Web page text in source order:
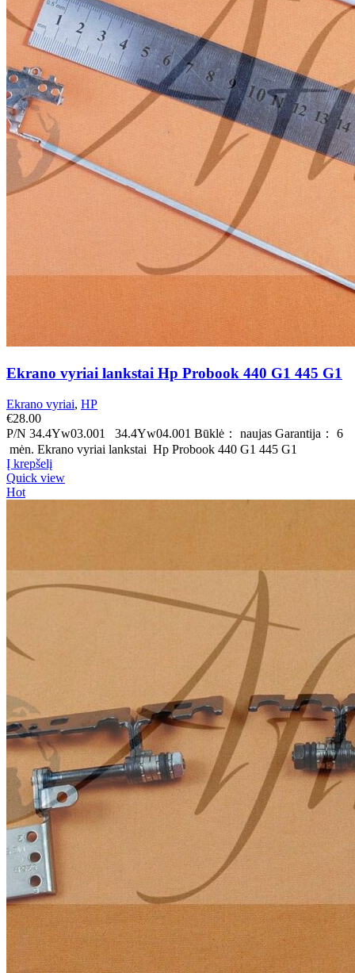
Ekrano vyriai lankstai Hp Probook 440 G1 445 G1
Ekrano vyriai, HP
€28.00
P/N 34.4Yw03.001 34.4Yw04.001 Būklė： naujas Garantija： 6
mėn. Ekrano vyriai lankstai Hp Probook 440 G1 445 G1
Į krepšelį
Quick view
Hot